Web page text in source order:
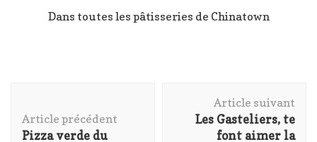
Dans toutes les pâtisseries de Chinatown
Article précédent
Pizza verde du
Article suivant
Les Gasteliers, te
font aimer la